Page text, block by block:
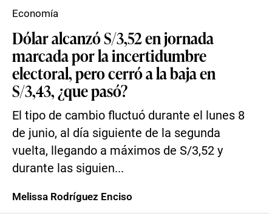
Dólar alcanzó S/3,52 en jornada
marcada por la incertidumbre
electoral, pero cerró a la baja en
S/3,43, ¿que pasó?
El tipo de cambio fluctuó durante el lunes 8
de junio, al día siguiente de la segunda
vuelta, llegando a máximos de S/3,52 y
durante las siguien...
Economía
Melissa Rodríguez Enciso